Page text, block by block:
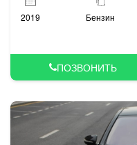
2019 Бензин
ПОЗВОНИТЬ